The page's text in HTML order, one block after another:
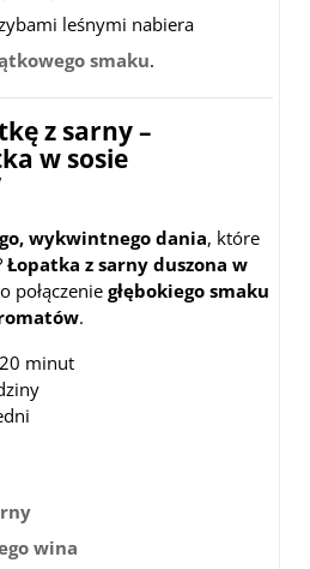
leśnymi nabiera
smaku.
z sarny –
w sosie
wykwintnego dania, które
Łopatka z sarny duszona w
połączenie głębokiego smaku
.
20 minut
wina